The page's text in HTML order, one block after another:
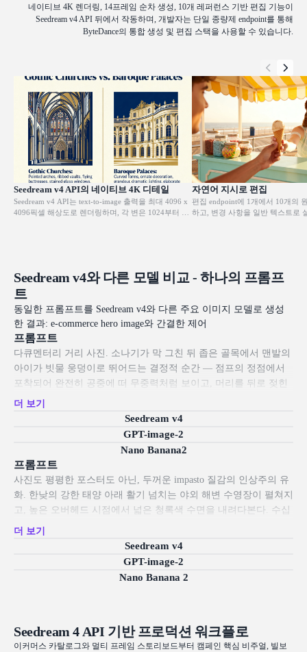
네이티브 4K 렌더링, 14프레임 순차 생성, 10개 레퍼런스 기반 편집 기능이
Seedream v4 API 뒤에서 작동하며, 개발자는 단일 종량제 endpoint를 통해
ByteDance의 통합 생성 및 편집 스택을 사용할 수 있습니다.
Seedream v4 API의 네이티브 4K 디테일
Seedream v4 API는 text-to-image 출력을 최대 4096 x
4096픽셀 해상도로 렌더링하며, 각 변은 1024부터 유
뢰할 수 있는 선택지입니다.
자연어 지시로 편집
편집 endpoint에 1개에서 10개의
하고, 변경 사항을 일반 텍스트로
Seedream v4와 다른 모델 비교 - 하나의 프롬프
트
동일한 프롬프트를 Seedream v4와 다른 주요 이미지 모델로 생성
한 결과: e-commerce hero image와 간결한 제어
프롬프트
다큐멘터리 거리 사진. 소나기가 막 그친 뒤 좁은 골목에서 맨발의
아이가 빗물 웅덩이로 뛰어드는 결정적 순간 — 점프의 정점에서
포착되어 완전히 공중에 떠 무중력처럼 보이고, 머리를 뒤로 젖힌
채 입을 벌려 꾸밈없이 거칠게 웃으며, 두 팔을 활짝 내던진 모습.
디딤발 아래에서는 물보라가 위로 터져 올라 투명하고 빛나는 물
의 왕관을 만들고, 개별 물방울들이 공중에 멈춘 듯 얼어붙어 있다.
날아오른 물방울과 안개에 림 라이트를 더해 가장자리가 수정처럼
맑고 반투명하게 빛나고, 아이의 몸에 달라붙은 젖은 면 셔츠와 이
마에 달라붙은 젖은 머리카락을 비춘다. 비에 젖어 번들거리는 조
약돌 바닥은 따뜻한 주황빛 하늘을 거울처럼 반사한다. 반사되는
면 높이의 카메라 앵글. 낡은 붉은 벽돌 벽들이 리딩 라인처럼 수렴
해 시선을 안쪽으로 끌어들이고, 아이 위로는 넓은 네거티브 스페
이스가 펼쳐진다. 차가운 파란 그림자와 따뜻한 주황 하이라이트
가 대비되는 보색 구도. 젖은 돌의 결, 투명한 물방울, 흠뻑 젖은
인, 진정성 있는 캔디드 포토저널리즘, 연출 없음, 과도한 렌더링
없음. 16:9 aspect ratio.
더 보기
Seedream v4
GPT-image-2
Nano Banana2
프롬프트
사진도 평평한 포스터도 아닌, 두꺼운 impasto 질감의 인상주의 유
화. 한낮의 강한 태양 아래 활기 넘치는 야외 해변 수영장이 펼쳐지
고, 높은 오버헤드 시점에서 넓은 청록색 수면을 내려다본다. 수십
명의 작은 일광욕객과 수영객들이 자신감 있는 작은 물감 터치로
흩어져 있으며, 어느 하나도 뭉개져 흐릿해지지 않고 각 인물은 몇
번의 결정적인 붓질로 표현된다. 정중앙에는 한 명의 다이버가 팔
을 넓게 벌린 스왈로 다이브 자세로 공중에 멈춰 있고, 그 아래의
강한 빛이 수면을 수많은 반짝이는 specular highlight와 서로 얽힌
따뜻하고 차가운 반사로 산산이 쪼개고, 모든 수영객과 풀장 난간
더 보기
Seedream v4
GPT-image-2
Nano Banana 2
Seedream 4 API 기반 프로덕션 워크플로
이커머스 카탈로그와 멀티 프레임 스토리보드부터 캠페인 핵심 비주얼, 빌보